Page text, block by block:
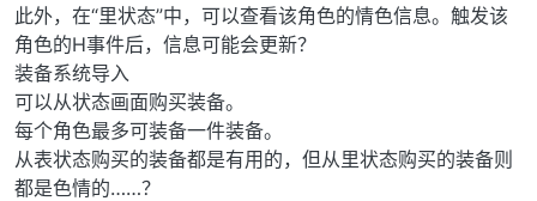
此外，在“里状态”中，可以查看该角色的情色信息。触发该
角色的H事件后，信息可能会更新？
装备系统导入
可以从状态画面购买装备。
每个角色最多可装备一件装备。
从表状态购买的装备都是有用的，但从里状态购买的装备则
都是色情的……？